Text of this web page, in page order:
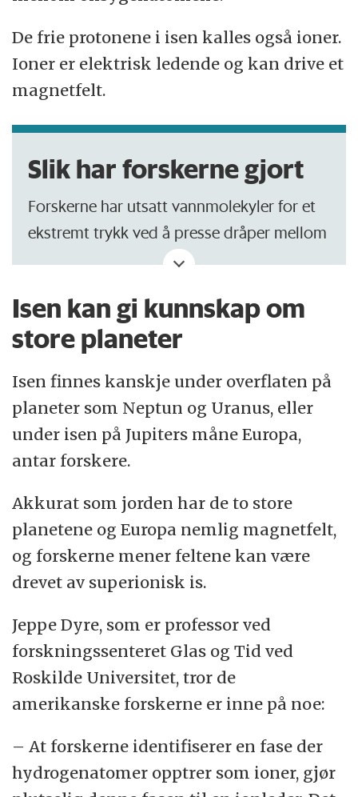
De frie protonene i isen kalles også ioner.
Ioner er elektrisk ledende og kan drive et
magnetfelt.
Slik har forskerne gjort
Forskerne har utsatt vannmolekyler for et
ekstremt trykk ved å presse dråper mellom
De har skutt laserstråler gjennom
diamantene for å varme opp vannet.
Til slutt har de sendt røntgenstråler fra en
ekstremt kraftig partikkelakselerator kalt
en synkrotron gjennom prøven.
Akseleratorens målinger ga dem et bilde av
hvordan atomene er arrangert inne i den
superioniske isen.
Eksperimentene viste at den superioniske
isen kan dannes ved et lavere trykk enn
Isen kan gi kunnskap om
store planeter
Isen finnes kanskje under overflaten på
planeter som Neptun og Uranus, eller
under isen på Jupiters måne Europa,
antar forskere.
Akkurat som jorden har de to store
planetene og Europa nemlig magnetfelt,
og forskerne mener feltene kan være
drevet av superionisk is.
Jeppe Dyre, som er professor ved
forskningssenteret Glas og Tid ved
Roskilde Universitet, tror de
amerikanske forskerne er inne på noe:
– At forskerne identifiserer en fase der
hydrogenatomer opptrer som ioner, gjør